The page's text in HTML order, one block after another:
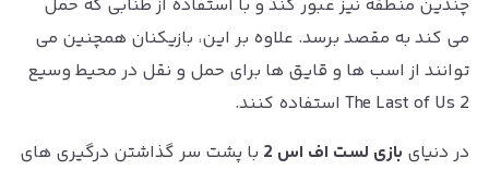
چندین منطقه نیز عبور کند و با استفاده از طنابی که حمل
می کند به مقصد برسد. علاوه بر این، بازیکنان همچنین می
توانند از اسب ها و قایق ها برای حمل و نقل در محیط وسیع
The Last of Us 2 استفاده کنند.
در دنیای بازی لست اف اس 2
با پشت سر گذاشتن درگیری های